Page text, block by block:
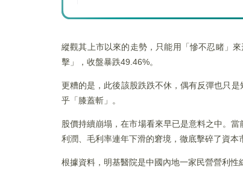
縱觀其上市以來的走勢，只能用「慘不忍睹」
擊」，收盤暴跌49.46%。
更糟的是，此後該股跌跌不休，偶有反彈也只
乎「膝蓋斬」。
股價持續崩塌，在市場看來早已是意料之中。
利潤、毛利率連年下滑的窘境，徹底擊碎了資本
根據資料，明基醫院是中國內地一家民營營利性